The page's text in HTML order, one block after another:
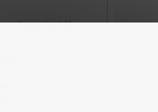
bimestriel (6